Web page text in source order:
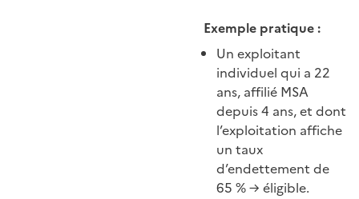
Exemple pratique :
Un exploitant
individuel qui a 22
ans, affilié MSA
depuis 4 ans, et dont
l’exploitation affiche
un taux
d’endettement de
65 % → éligible.